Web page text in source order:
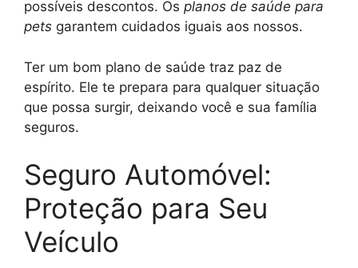
possíveis descontos. Os planos de saúde para
pets garantem cuidados iguais aos nossos.
Ter um bom plano de saúde traz paz de
espírito. Ele te prepara para qualquer situação
que possa surgir, deixando você e sua família
seguros.
Seguro Automóvel:
Proteção para Seu
Veículo